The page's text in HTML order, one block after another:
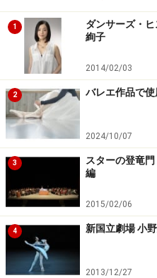
1
ダンサーズ・
絢子
2014/02/03
2 バレエ作品で使
2024/10/07
3
スターの登竜
編
2015/02/06
4 新国立劇場 小
2013/12/27